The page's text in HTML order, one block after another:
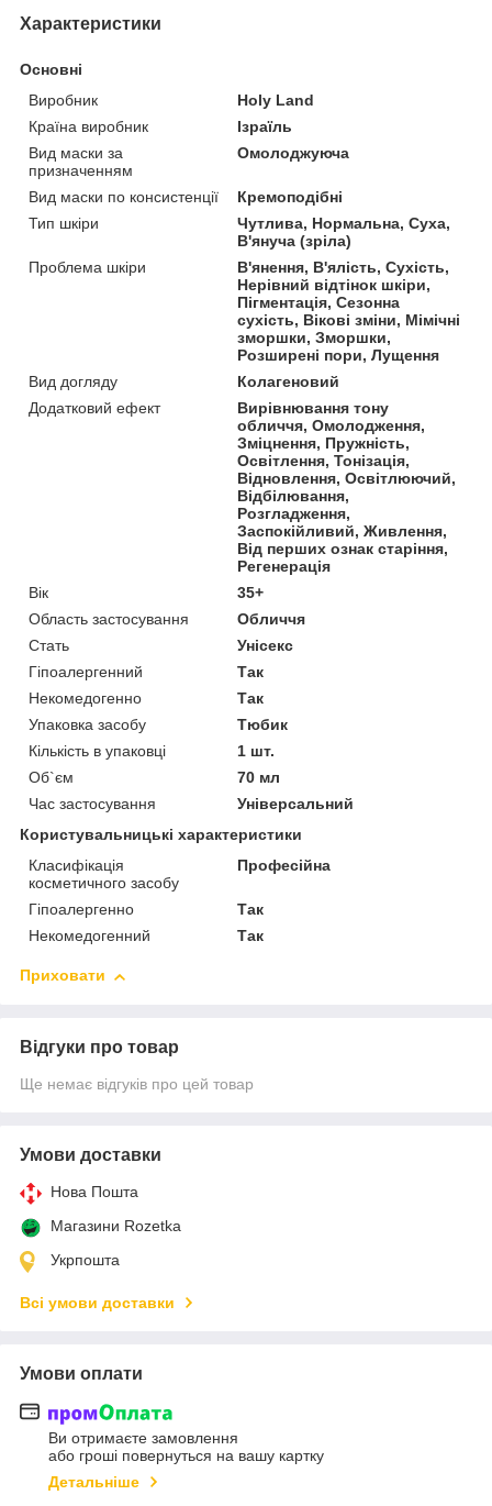
Характеристики
Основні
Виробник
Holy Land
Країна виробник
Ізраїль
Вид маски за
призначенням
Омолоджуюча
Вид маски по консистенції
Кремоподібні
Тип шкіри
Чутлива, Нормальна, Суха,
В'януча (зріла)
Проблема шкіри
В'янення, В'ялість, Сухість,
Нерівний відтінок шкіри,
Пігментація, Сезонна
сухість, Вікові зміни, Мімічні
зморшки, Зморшки,
Розширені пори, Лущення
Вид догляду
Колагеновий
Додатковий ефект
Вирівнювання тону
обличчя, Омолодження,
Зміцнення, Пружність,
Освітлення, Тонізація,
Відновлення, Освітлюючий,
Відбілювання,
Розгладження,
Заспокійливий, Живлення,
Від перших ознак старіння,
Регенерація
Вік
35+
Область застосування
Обличчя
Стать
Унісекс
Гіпоалергенний
Так
Некомедогенно
Так
Упаковка засобу
Тюбик
Кількість в упаковці
1 шт.
Об`єм
70 мл
Час застосування
Універсальний
Користувальницькі характеристики
Класифікація
косметичного засобу
Професійна
Гіпоалергенно
Так
Некомедогенний
Так
Приховати
Відгуки про товар
Ще немає відгуків про цей товар
Умови доставки
Нова Пошта
Магазини Rozetka
Укрпошта
Всі умови доставки
Умови оплати
Ви отримаєте замовлення
або гроші повернуться на вашу картку
Детальніше